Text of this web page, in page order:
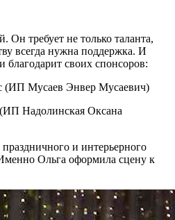
Он требует не только таланта,
всегда нужна поддержка. И
своих спонсоров:
(ИП Мусаев Энвер Мусаевич)
Надолинская Оксана
и интерьерного
Ольга оформила сцену к